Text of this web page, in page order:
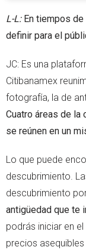
L-L: En tiempos
definir para el
JC: Es una
Citibanamex
fotografía, la de
Cuatro áreas de la
se reúnen en un
Lo que puede
descubrimiento.
descubrimiento
antigüedad que te
podrás iniciar en
precios